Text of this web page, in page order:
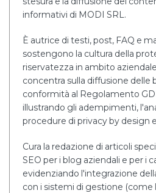
informativi di MODI SRL.
È autrice di testi, post, FAQ e
sostengono la cultura della
riservatezza in ambito
concentra sulla diffusione delle
conformità al Regolamento
illustrando gli adempimenti,
procedure di privacy by design
Cura la redazione di articoli
SEO per i blog aziendali e per i
evidenziando l'integrazione
con i sistemi di gestione (come